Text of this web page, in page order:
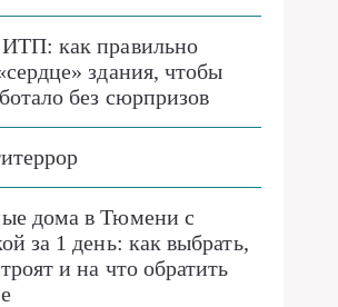
как правильно
здания, чтобы
без сюрпризов
дома в Тюмени с
за 1 день: как выбрать,
и на что обратить